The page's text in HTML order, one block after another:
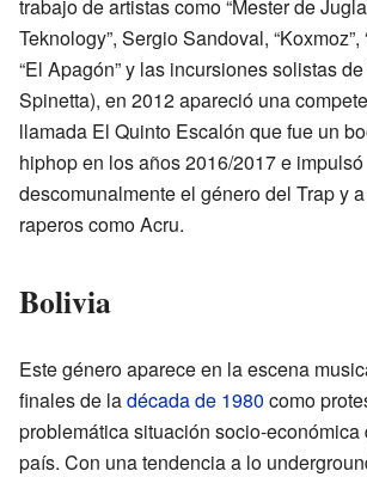
trabajo de artistas como “Mester de
Teknology”, Sergio Sandoval, “Koxmoz”,
“El Apagón” y las incursiones solistas
Spinetta), en 2012 apareció una
llamada El Quinto Escalón que fue un
hiphop en los años 2016/2017 e impulsó
descomunalmente el género del Trap y
raperos como Acru.
Bolivia
Este género aparece en la escena
finales de ladécada de 1980 como
problemática situación socio-económica
país. Con una tendencia a lo